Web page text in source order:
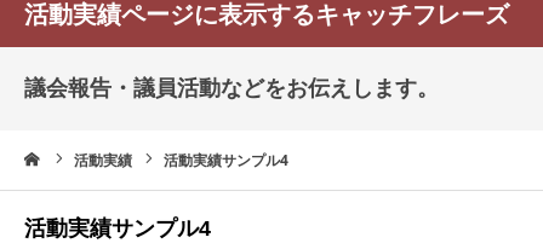
活動実績ページに表示するキャッチフレーズ
議会報告・議員活動などをお伝えします。
活動実績 活動実績サンプル4
活動実績サンプル4